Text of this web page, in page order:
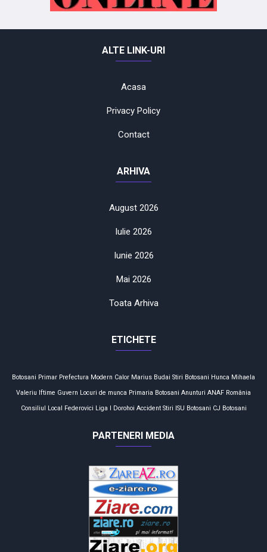
ALTE LINK-URI
Acasa
Privacy Policy
Contact
ARHIVA
August 2026
Iulie 2026
Iunie 2026
Mai 2026
Toata Arhiva
ETICHETE
Botosani Primar Prefectura Modern Calor Marius Budai Stiri Botosani Hunca Mihaela
Valeriu Iftime Guvern Locuri de munca Primaria Botosani Anunturi ANAF România
Consiliul Local Federovici Liga I Dorohoi Accident Stiri ISU Botosani CJ Botosani
PARTENERI MEDIA